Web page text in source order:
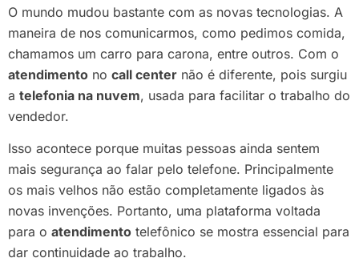
O mundo mudou bastante com as novas tecnologias. A
maneira de nos comunicarmos, como pedimos comida,
chamamos um carro para carona, entre outros. Com o
atendimento no call center não é diferente, pois surgiu
a telefonia na nuvem, usada para facilitar o trabalho do
vendedor.
Isso acontece porque muitas pessoas ainda sentem
mais segurança ao falar pelo telefone. Principalmente
os mais velhos não estão completamente ligados às
novas invenções. Portanto, uma plataforma voltada
para o atendimento telefônico se mostra essencial para
dar continuidade ao trabalho.